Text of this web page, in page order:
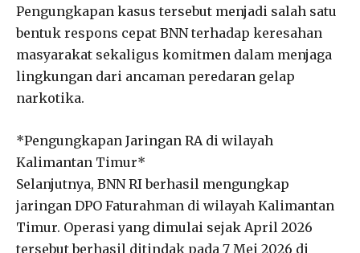
Pengungkapan kasus tersebut menjadi salah satu
bentuk respons cepat BNN terhadap keresahan
masyarakat sekaligus komitmen dalam menjaga
lingkungan dari ancaman peredaran gelap
narkotika.
*Pengungkapan Jaringan RA di wilayah
Kalimantan Timur*
Selanjutnya, BNN RI berhasil mengungkap
jaringan DPO Faturahman di wilayah Kalimantan
Timur. Operasi yang dimulai sejak April 2026
tersebut berhasil ditindak pada 7 Mei 2026 di